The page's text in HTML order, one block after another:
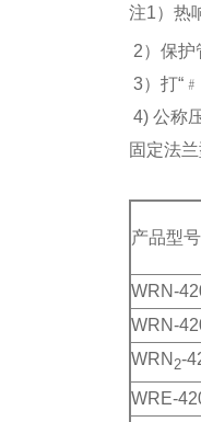
注1）热
2）保护
3）打
4) 公称
固定法
产品型号
WRN-
WRN-
WRN 2-
WRE-